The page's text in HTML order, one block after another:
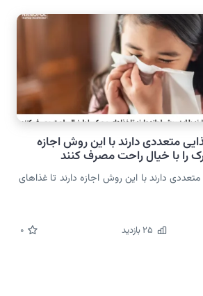
متعددی دارند با این روش اجازه
را با خیال راحت مصرف کنند
دارند با این روش اجازه دارند تا غذاهای
25 بازدید 0